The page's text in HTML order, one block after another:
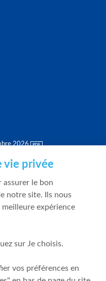
2026
vie privée
assurer le bon
notre site. Ils nous
expérience
sur Je choisis.
vos préférences en